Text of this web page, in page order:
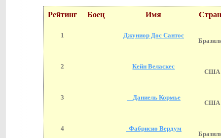
Рейтинг Боец Имя
1 Джуниор Дос Сантос
2 Кейн Веласкес
США
3 Даниель Кормье
США
4 Фабрисио Вердум